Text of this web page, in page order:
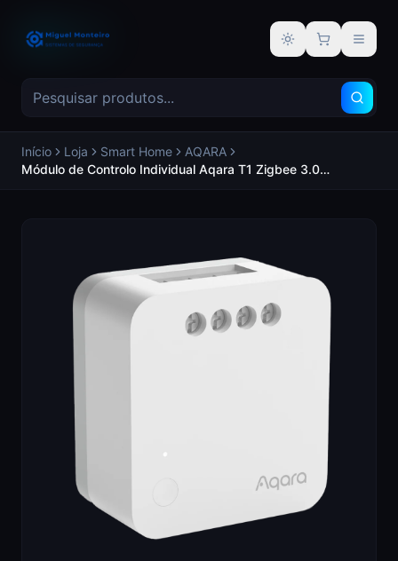
Alternar tema
Início Loja Smart Home
AQARA
Módulo de Controlo Individual Aqara T1 Zigbee 3.0